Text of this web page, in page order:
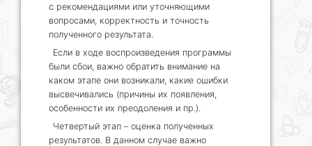
с рекомендациями или уточняющими
вопросами, корректность и точность
полученного результата.
Если в ходе воспроизведения программы
были сбои, важно обратить внимание на
каком этапе они возникали, какие ошибки
высвечивались (причины их появления,
особенности их преодоления и пр.).
Четвертый этап – оценка полученных
результатов. В данном случае важно